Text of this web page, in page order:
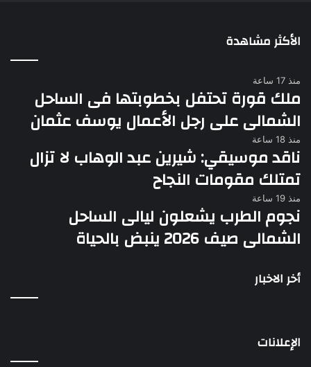
الأكثر مشاهدة
منذ 17 ساعة
ملك قورة تحتفل بخطوبتها فى الساحل
الشمالى على رجل الأعمال يوسف عثمان
منذ 18 ساعة
ناقد موسيقي: شيرين عبد الوهاب لا تزال
تمتلك مقومات النجاح
منذ 19 ساعة
نجوم الطرب يشعلون ليالى الساحل
الشمالى صيف 2026 ينبض بالحياة
أخر الاخبار
الإعلانات